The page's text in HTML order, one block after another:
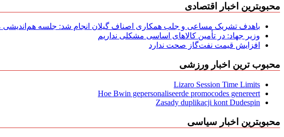
محبوبترین اخبار اقتصادی
باهدف تشریک مساعی و جلب همکاری اصناف گیلان انجام شد: جلسه هم‌اندیشی
وزیر جهاد: در تأمین کالاهای اساسی مشکلی نداریم
افزایش قیمت نفت‌گاز صحت ندارد
محبوب ترین اخبار ورزشی
Lizaro Session Time Limits
Hoe Bwin gepersonaliseerde promocodes genereert
Zasady duplikacji kont Dudespin
محبوبترین اخبار سیاسی